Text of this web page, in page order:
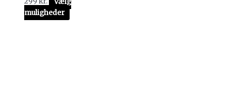
muligheder